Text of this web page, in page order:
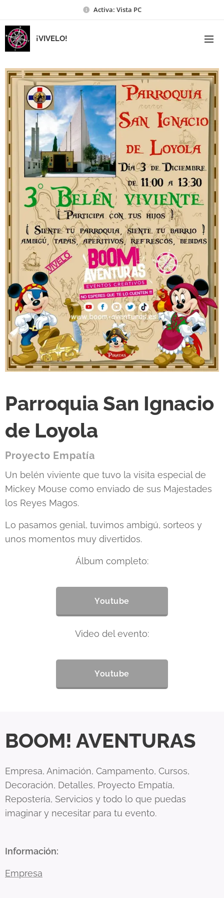
Activa: Vista PC
¡VIVELO!
Parroquia San Ignacio
de Loyola
Proyecto Empatía
Un belén viviente que tuvo la visita especial de
Mickey Mouse como enviado de sus Majestades
los Reyes Magos.
Lo pasamos genial, tuvimos ambigú, sorteos y
unos momentos muy divertidos.
Álbum completo:
Youtube
Video del evento:
Youtube
BOOM! AVENTURAS
Empresa, Animación, Campamento, Cursos,
Decoración, Detalles, Proyecto Empatía,
Repostería, Servicios y todo lo que puedas
imaginar y necesitar para tu evento.
Información:
Empresa